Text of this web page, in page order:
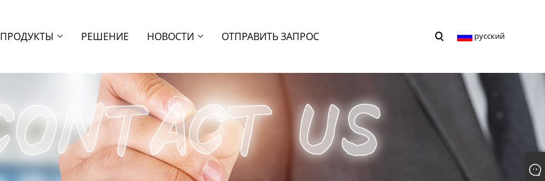
ПРОДУКТЫ РЕШЕНИЕ НОВОСТИ ОТПРАВИТЬ ЗАПРОС русский